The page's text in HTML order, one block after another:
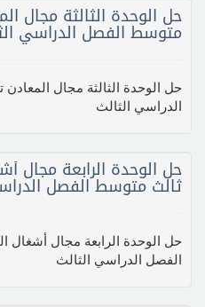
حل الوحدة الثالثة مجال
متوسط الفصل الدراسي
حل الوحدة الثالثة مجال
الدراسي الثالث
حل الوحدة الرابعة مجال
ثالث متوسط الفصل
حل الوحدة الرابعة مجال أشغال
الفصل الدراسي الثالث